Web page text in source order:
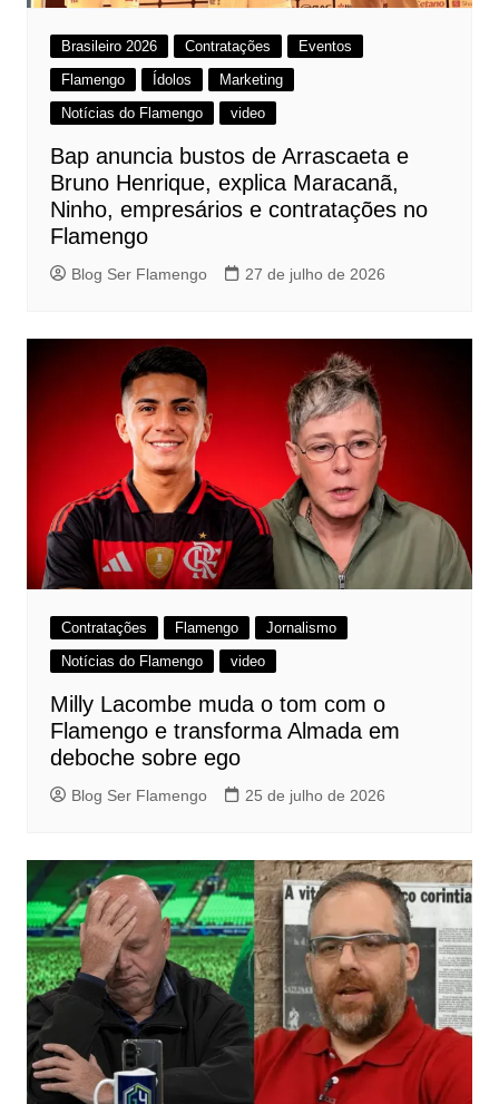
Brasileiro 2026 Contratações
Eventos
Flamengo
Ídolos
Marketing
Notícias do Flamengo
video
Bap anuncia bustos de Arrascaeta e
Bruno Henrique, explica Maracanã,
Ninho, empresários e contratações no
Flamengo
Blog Ser Flamengo 27 de julho de 2026
Contratações Flamengo
Jornalismo
Notícias do Flamengo
video
Milly Lacombe muda o tom com o
Flamengo e transforma Almada em
deboche sobre ego
Blog Ser Flamengo 25 de julho de 2026